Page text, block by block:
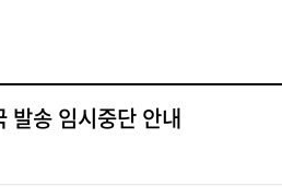
발송 임시중단 안내